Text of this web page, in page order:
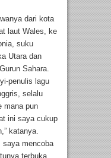
dari kota
laut Wales, ke
suku
Utara dan
Sahara.
penulis lagu
selalu
mana pun
ini saya cukup
katanya.
saya mencoba
terbuka